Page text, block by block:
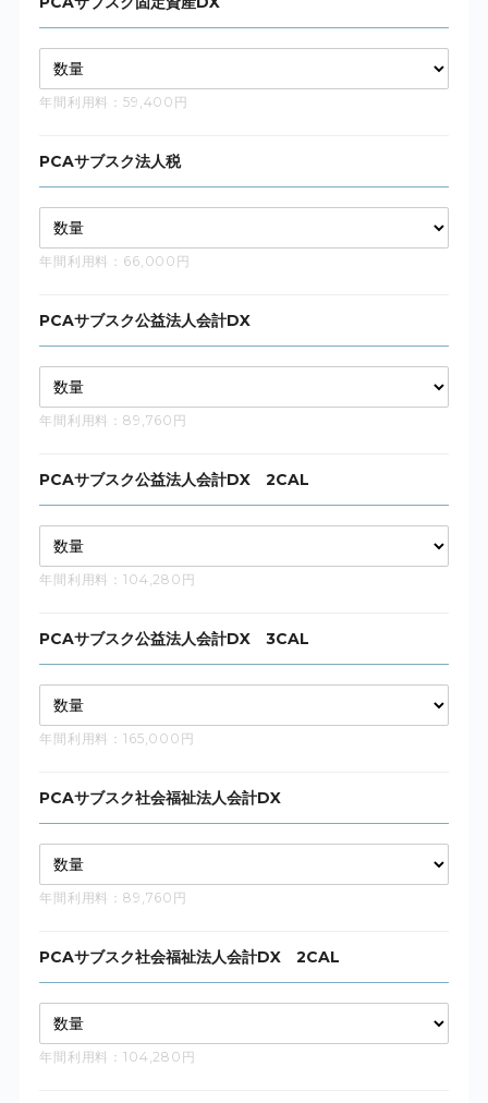
年間利用料：59,400円
PCAサブスク法人税
年間利用料：66,000円
PCAサブスク公益法人会計DX
年間利用料：89,760円
PCAサブスク公益法人会計DX 2CAL
年間利用料：104,280円
PCAサブスク公益法人会計DX 3CAL
年間利用料：165,000円
PCAサブスク社会福祉法人会計DX
年間利用料：89,760円
PCAサブスク社会福祉法人会計DX 2CAL
年間利用料：104,280円